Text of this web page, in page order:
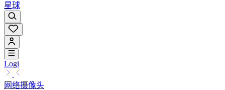
星球
Logi
网络摄像头